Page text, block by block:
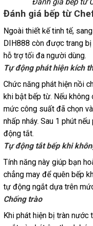
Đánh giá bếp từ
Đánh giá bếp từ
Ngoài thiết kế tinh tế,
DIH888 còn được trang bị
hỗ trợ tối đa người dùng.
Tự động phát hiện kích
Chức năng phát hiện nồi
khi bật bếp từ. Nếu không
mức công suất đã chọn
nhấp nháy. Sau 1 phút
động tắt.
Tự động tắt bếp khi
Tính năng này giúp bạn
chẳng may để quên bếp
tự động ngắt dựa trên
Chống trào
Khi phát hiện bị tràn